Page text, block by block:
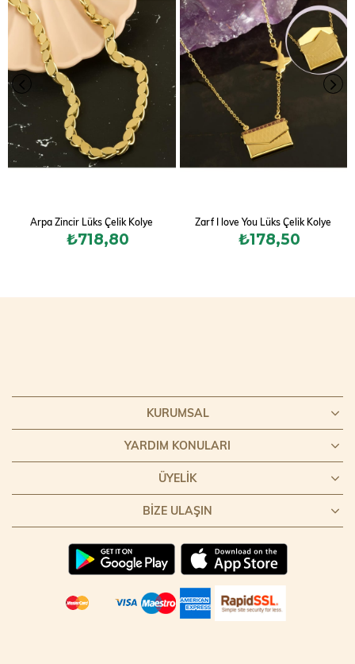
Arpa Zincir Lüks Çelik Kolye
₺718,80
Zarf I love You Lüks Çelik Kolye
₺178,50
KURUMSAL
YARDIM KONULARI
ÜYELIK
BIZE ULAŞIN